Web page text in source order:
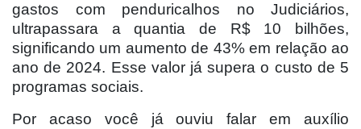
gastos com penduricalhos no Judiciários,
ultrapassara a quantia de R$ 10 bilhões,
significando um aumento de 43% em relação ao
ano de 2024. Esse valor já supera o custo de 5
programas sociais.
Por acaso você já ouviu falar em auxílio